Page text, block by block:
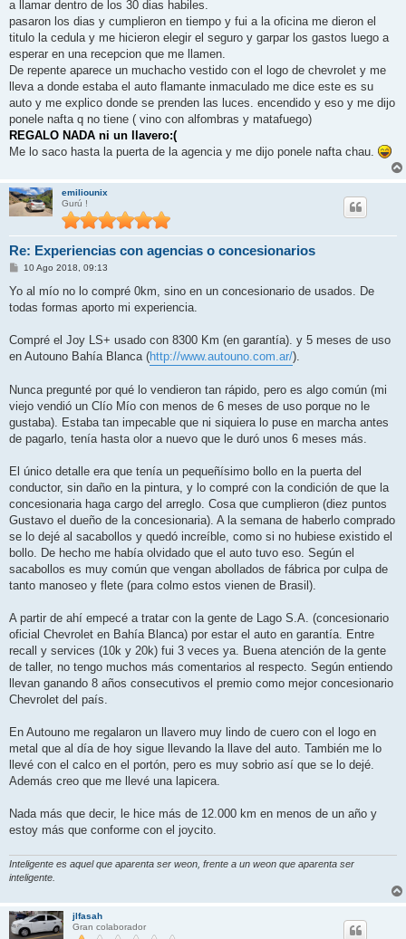
a llamar dentro de los 30 dias habiles.
pasaron los dias y cumplieron en tiempo y fui a la oficina me dieron el
titulo la cedula y me hicieron elegir el seguro y garpar los gastos luego a
esperar en una recepcion que me llamen.
De repente aparece un muchacho vestido con el logo de chevrolet y me
lleva a donde estaba el auto flamante inmaculado me dice este es su
auto y me explico donde se prenden las luces. encendido y eso y me dijo
ponele nafta q no tiene ( vino con alfombras y matafuego)
REGALO NADA ni un llavero:(
Me lo saco hasta la puerta de la agencia y me dijo ponele nafta chau.
emiliounix
Gurú !
Re: Experiencias con agencias o concesionarios
M
n
a
10 Ago 2018, 09:13
Yo al mío no lo compré 0km, sino en un concesionario de usados. De
todas formas aporto mi experiencia.
Compré el Joy LS+ usado con 8300 Km (en garantía). y 5 meses de uso
en Autouno Bahía Blanca (http://www.autouno.com.ar/).
Nunca pregunté por qué lo vendieron tan rápido, pero es algo común (mi
viejo vendió un Clío Mío con menos de 6 meses de uso porque no le
gustaba). Estaba tan impecable que ni siquiera lo puse en marcha antes
de pagarlo, tenía hasta olor a nuevo que le duró unos 6 meses más.
El único detalle era que tenía un pequeñísimo bollo en la puerta del
conductor, sin daño en la pintura, y lo compré con la condición de que la
concesionaria haga cargo del arreglo. Cosa que cumplieron (diez puntos
Gustavo el dueño de la concesionaria). A la semana de haberlo comprado
se lo dejé al sacabollos y quedó increíble, como si no hubiese existido el
bollo. De hecho me había olvidado que el auto tuvo eso. Según el
sacabollos es muy común que vengan abollados de fábrica por culpa de
tanto manoseo y flete (para colmo estos vienen de Brasil).
A partir de ahí empecé a tratar con la gente de Lago S.A. (concesionario
oficial Chevrolet en Bahía Blanca) por estar el auto en garantía. Entre
recall y services (10k y 20k) fui 3 veces ya. Buena atención de la gente
de taller, no tengo muchos más comentarios al respecto. Según entiendo
llevan ganando 8 años consecutivos el premio como mejor concesionario
Chevrolet del país.
En Autouno me regalaron un llavero muy lindo de cuero con el logo en
metal que al día de hoy sigue llevando la llave del auto. También me lo
llevé con el calco en el portón, pero es muy sobrio así que se lo dejé.
Además creo que me llevé una lapicera.
Nada más que decir, le hice más de 12.000 km en menos de un año y
estoy más que conforme con el joycito.
Inteligente es aquel que aparenta ser weon, frente a un weon que aparenta ser
inteligente.
jlfasah
Gran colaborador